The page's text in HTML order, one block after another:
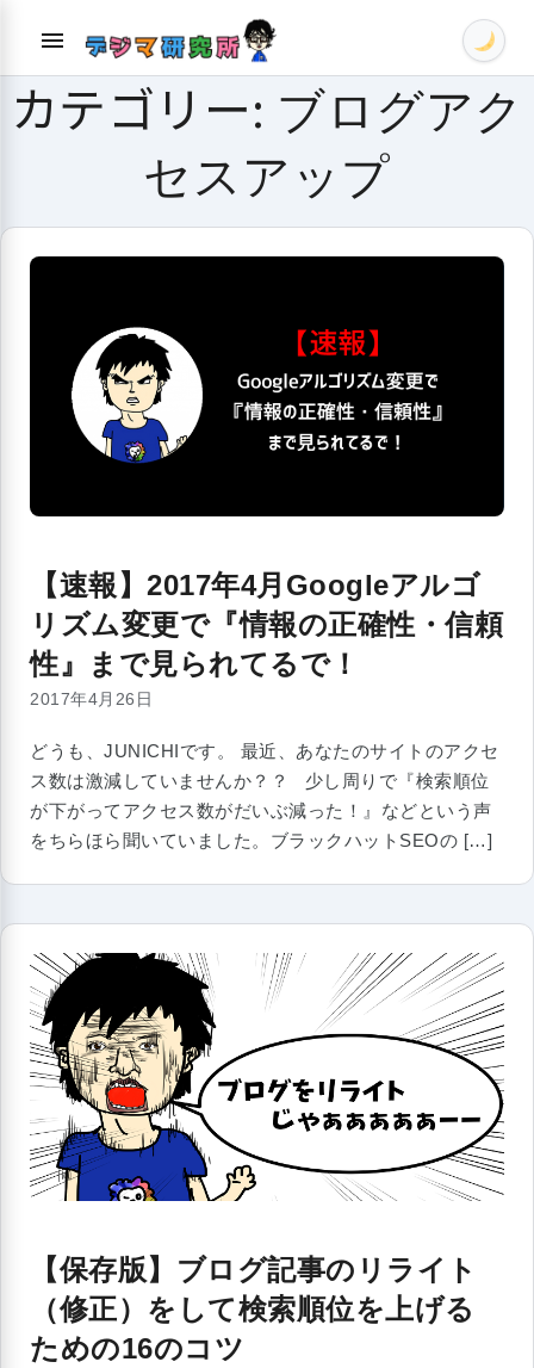
menu
カテゴリー: ブログアク
セスアップ
【速報】2017年4月Googleアルゴ
リズム変更で『情報の正確性・信頼
性』まで見られてるで！
2017年4月26日
どうも、JUNICHIです。 最近、あなたのサイトのアクセ
ス数は激減していませんか？？ 少し周りで『検索順位
が下がってアクセス数がだいぶ減った！』などという声
をちらほら聞いていました。ブラックハットSEOの […]
【保存版】ブログ記事のリライト
（修正）をして検索順位を上げる
ための16のコツ